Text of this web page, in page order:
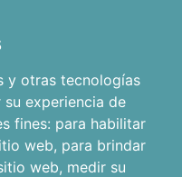
y otras tecnologías
experiencia de
fines: para habilitar
web, para brindar
web, medir su